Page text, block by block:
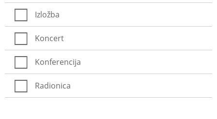
Izložba
Koncert
Konferencija
Radionica